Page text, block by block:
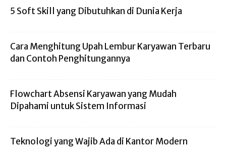
5 Soft Skill yang Dibutuhkan di Dunia Kerja
Cara Menghitung Upah Lembur Karyawan Terbaru
dan Contoh Penghitungannya
Flowchart Absensi Karyawan yang Mudah
Dipahami untuk Sistem Informasi
Teknologi yang Wajib Ada di Kantor Modern